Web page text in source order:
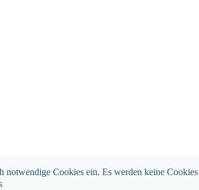
notwendige Cookies ein. Es werden keine